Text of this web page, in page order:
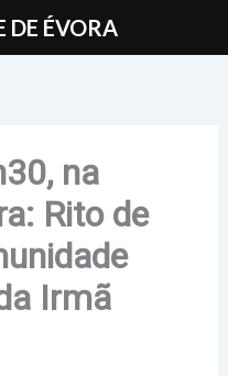
na
Rito de
Irmã
DE ÉVORA